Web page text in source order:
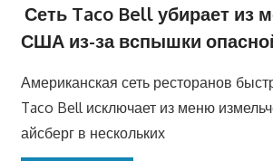
Сеть Taco Bell убирает из
США из-за вспышки
Американская сеть ресторанов
Taco Bell исключает из меню
айсберг в нескольких